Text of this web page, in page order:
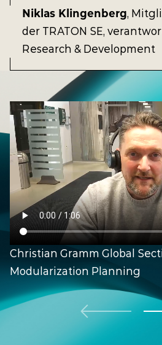
Niklas Klingenberg,
der TRATON SE,
Research & Development
Christian Gramm Global
Modularization Planning